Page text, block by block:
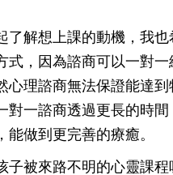
了解想上課的動機，我
式，因為諮商可以一對一
心理諮商無法保證能達到
對一諮商透過更長的時間
能做到更完善的療癒。
子被來路不明的心靈課程